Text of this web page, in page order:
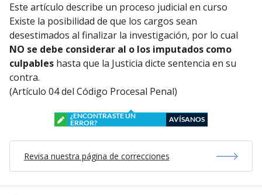
Este artículo describe un proceso judicial en curso
Existe la posibilidad de que los cargos sean
desestimados al finalizar la investigación, por lo cual
NO se debe considerar al o los imputados como
culpables hasta que la Justicia dicte sentencia en su
contra.
(Artículo 04 del Código Procesal Penal)
¿ENCONTRASTE UN
ERROR?
AVÍSANOS
Revisa nuestra página de correcciones